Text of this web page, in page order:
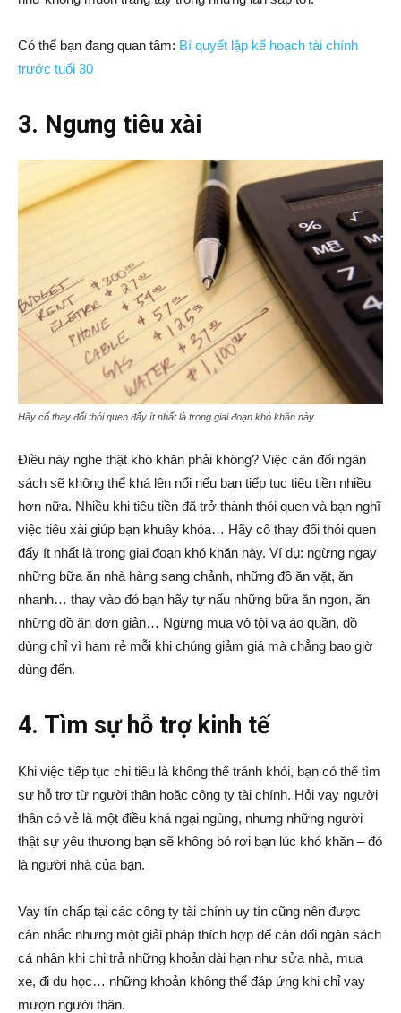
Có thể bạn đang quan tâm: Bí quyết lập kế hoạch tài chính
trước tuổi 30
3. Ngưng tiêu xài
Hãy cố thay đổi thói quen đấy ít nhất là trong giai đoạn khó khăn này.
Điều này nghe thật khó khăn phải không? Việc cân đối ngân
sách sẽ không thể khá lên nổi nếu bạn tiếp tục tiêu tiền nhiều
hơn nữa. Nhiều khi tiêu tiền đã trở thành thói quen và bạn nghĩ
việc tiêu xài giúp bạn khuây khỏa… Hãy cố thay đổi thói quen
đấy ít nhất là trong giai đoạn khó khăn này. Ví dụ: ngừng ngay
những bữa ăn nhà hàng sang chảnh, những đồ ăn vặt, ăn
nhanh… thay vào đó bạn hãy tự nấu những bữa ăn ngon, ăn
những đồ ăn đơn giản… Ngừng mua vô tội vạ áo quần, đồ
dùng chỉ vì ham rẻ mỗi khi chúng giảm giá mà chẳng bao giờ
dùng đến.
4. Tìm sự hỗ trợ kinh tế
Khi việc tiếp tục chi tiêu là không thể tránh khỏi, bạn có thể tìm
sự hỗ trợ từ người thân hoặc công ty tài chính. Hỏi vay người
thân có vẻ là một điều khá ngại ngùng, nhưng những người
thật sự yêu thương bạn sẽ không bỏ rơi bạn lúc khó khăn – đó
là người nhà của bạn.
Vay tín chấp tại các công ty tài chính uy tín cũng nên được
cân nhắc nhưng một giải pháp thích hợp để cân đối ngân sách
cá nhân khi chi trả những khoản dài hạn như sửa nhà, mua
xe, đi du học… những khoản không thể đáp ứng khi chỉ vay
mượn người thân.